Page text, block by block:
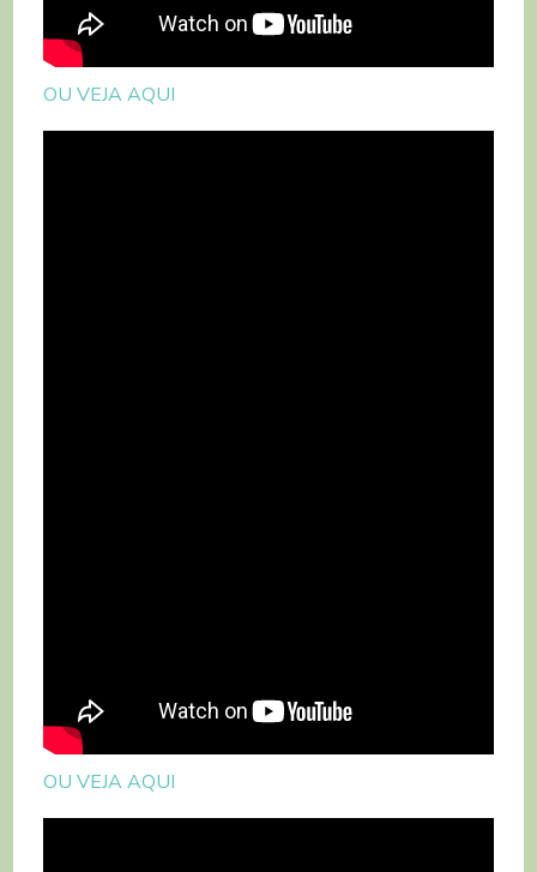
OU VEJA AQUI
OU VEJA AQUI